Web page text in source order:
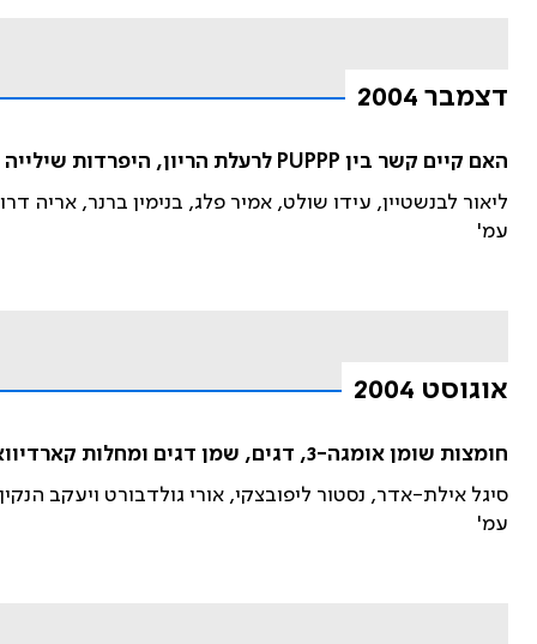
דצמבר 2004
האם קיים קשר בין PUPPP לרעלת הריון, היפרדות שילייה ומות עובר?
ליאור לבנשטיין, עידו שולט, אמיר פלג, בנימין ברנר, אריה
עמ'
אוגוסט 2004
חומצות שומן אומגה-3, דגים, שמן דגים ומחלות קארדיוואסקולריות: עדויות על הקשר וסוגיות בנושא הצריכה במדינת ישראל
סיגל אילת-אדר, נסטור ליפובצקי, אורי גולדבורט ויעקב
עמ'